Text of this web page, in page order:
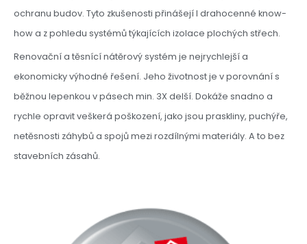
ochranu budov. Tyto zkušenosti přinášejí I drahocenné know-
how a z pohledu systémů týkajících izolace plochých střech.
Renovační a těsnící nátěrový systém je nejrychlejší a
ekonomicky výhodné řešení. Jeho životnost je v porovnání s
běžnou lepenkou v pásech min. 3X delší. Dokáže snadno a
rychle opravit veškerá poškození, jako jsou praskliny, puchýře,
netěsnosti záhybů a spojů mezi rozdílnými materiály. A to bez
stavebních zásahů.